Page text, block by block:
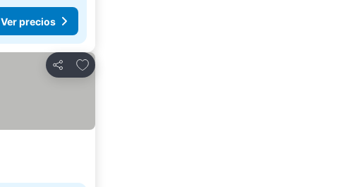
Ver precios
Compartir
Agregar a favoritos